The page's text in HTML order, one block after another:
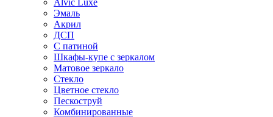
Alvic Luxe
Эмаль
Акрил
ДСП
С патиной
Шкафы-купе с зеркалом
Матовое зеркало
Стекло
Цветное стекло
Пескоструй
Комбинированные